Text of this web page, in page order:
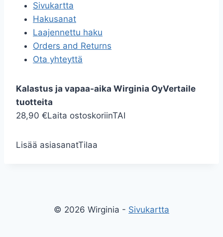
Sivukartta
Hakusanat
Laajennettu haku
Orders and Returns
Ota yhteyttä
Kalastus ja vapaa-aika Wirginia OyVertaile
tuotteita
28,90 €Laita ostoskoriinTAI
Lisää asiasanatTilaa
© 2026 Wirginia - Sivukartta